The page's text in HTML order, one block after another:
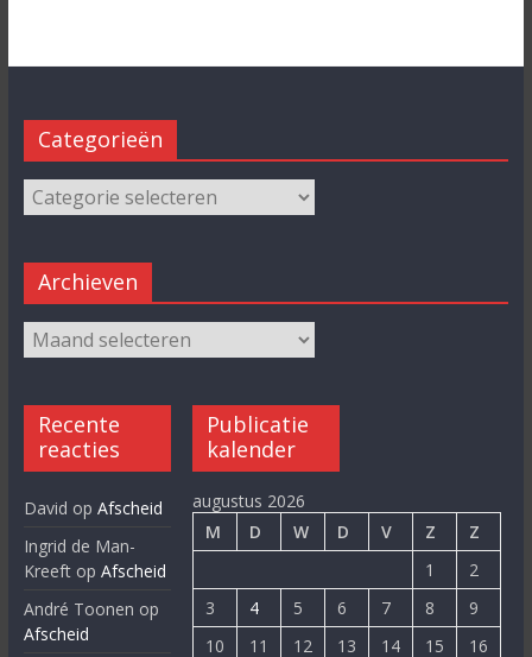
Categorieën
Archieven
Recente
reacties
David op Afscheid
Ingrid de Man-
Kreeftop Afscheid
André Toonen op
Afscheid
Publicatie
kalender
augustus 2026
M
D W D V Z
Z
1
2
3
4 5 6 7 8
9
10
11 12 13 14 15 16